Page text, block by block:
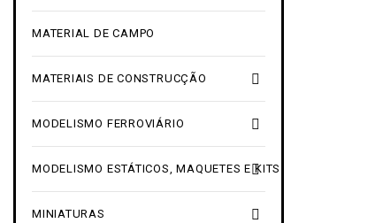
MATERIAL DE CAMPO

MATERIAIS DE CONSTRUCÇÃO

MODELISMO FERROVIÁRIO

MODELISMO ESTÁTICOS, MAQUETES E KITS

MINIATURAS